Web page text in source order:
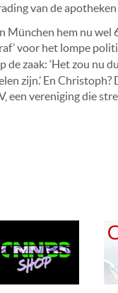
van de apotheken
München hem nu wel
voor het lompe
zaak: ‘Het zou nu
zijn.’ En
een vereniging die